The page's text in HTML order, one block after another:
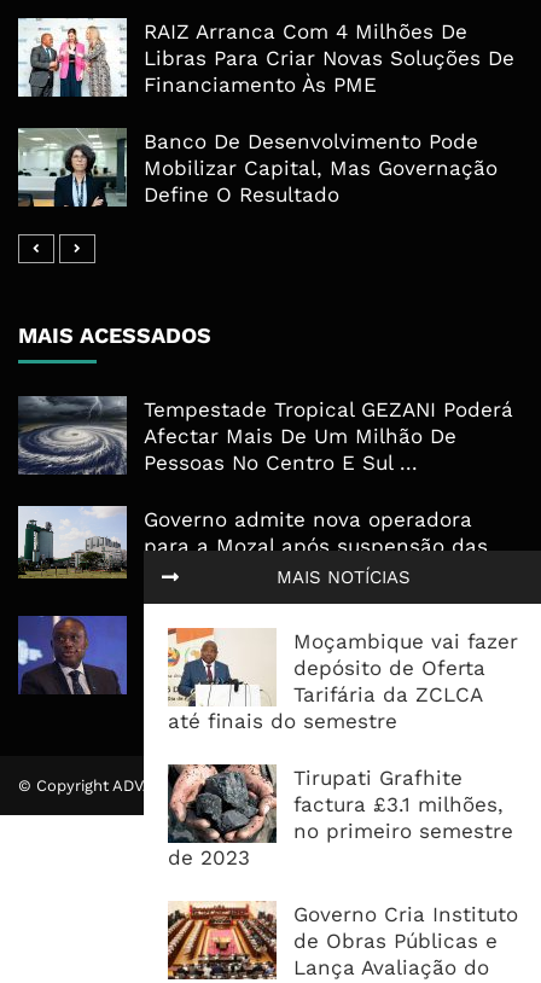
MAIS NOTÍCIAS
Moçambique vai fazer
depósito de Oferta
Tarifária da ZCLCA
até finais do semestre
Tirupati Grafhite
factura £3.1 milhões,
no primeiro semestre
de 2023
Governo Cria Instituto
de Obras Públicas e
Lança Avaliação do
RAIZ Arranca Com 4 Milhões De
Libras Para Criar Novas Soluções De
Financiamento Às PME
Banco De Desenvolvimento Pode
Mobilizar Capital, Mas Governação
Define O Resultado
MAIS ACESSADOS
Tempestade Tropical GEZANI Poderá
Afectar Mais De Um Milhão De
Pessoas No Centro E Sul ...
Governo admite nova operadora
para a Mozal após suspensão das
operações
CEO do Standard Bank pede ao
Governo que “saia do caminho” e
facilite os negócios
© Copyright ADVALUE. Todos Direitos Reservados.